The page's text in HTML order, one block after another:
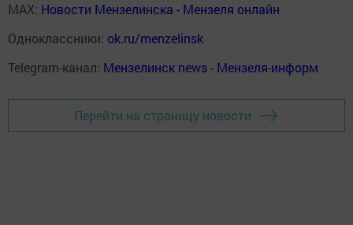
MAX: Новости Мензелинска - Мензеля онлайн
Одноклассники: ok.ru/menzelinsk
Telegram-канал: Мензелинск news - Мензеля-информ
Перейти на страницу новости